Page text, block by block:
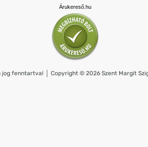
Árukereső.hu
jog fenntartva! │ Copyright © 2026 Szent Margit